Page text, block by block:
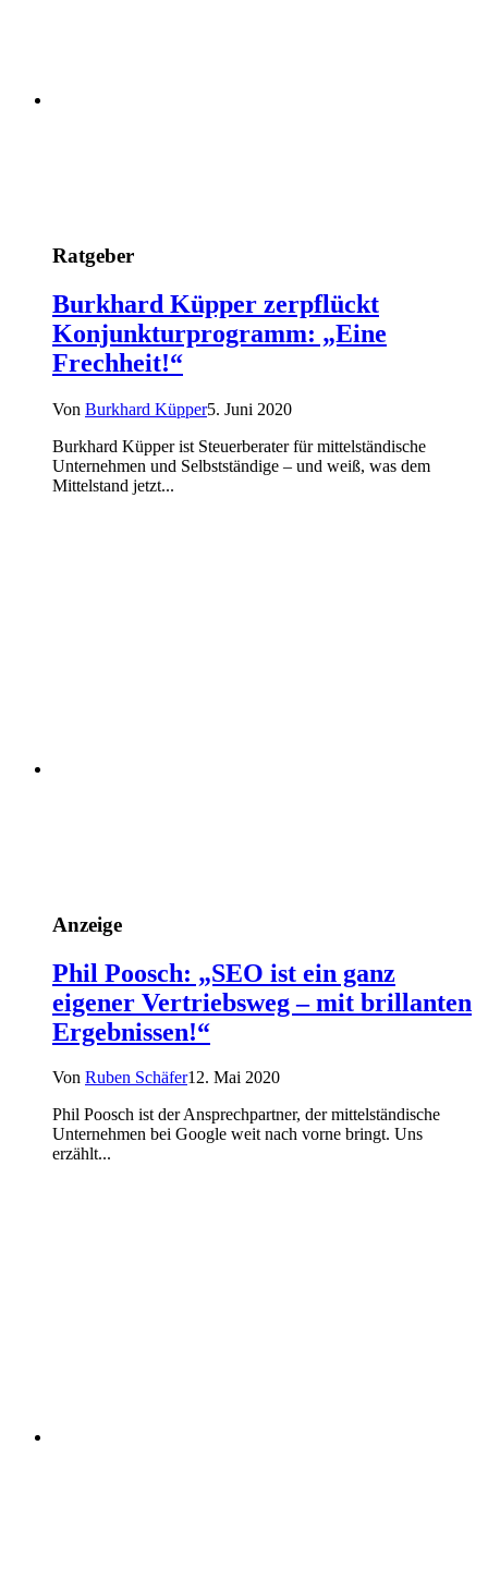
Ratgeber
Burkhard Küpper zerpflückt
Konjunkturprogramm: „Eine
Frechheit!“
Von Burkhard Küpper5. Juni 2020
Burkhard Küpper ist Steuerberater für mittelständische
Unternehmen und Selbstständige – und weiß, was dem
Mittelstand jetzt...
Anzeige
Phil Poosch: „SEO ist ein ganz
eigener Vertriebsweg – mit brillanten
Ergebnissen!“
Von Ruben Schäfer12. Mai 2020
Phil Poosch ist der Ansprechpartner, der mittelständische
Unternehmen bei Google weit nach vorne bringt. Uns
erzählt...